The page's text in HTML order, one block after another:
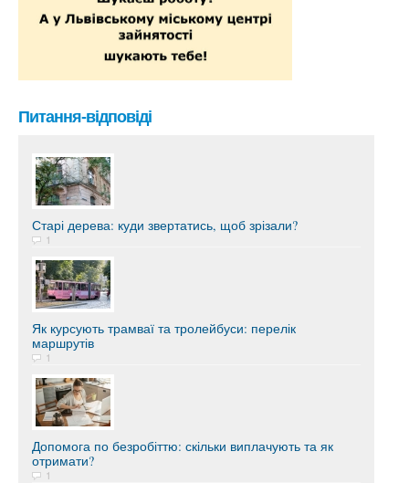
Питання-відповіді
Старі дерева: куди звертатись, щоб зрізали?
1
Як курсують трамваї та тролейбуси: перелік
маршрутів
1
Допомога по безробіттю: скільки виплачують та як
отримати?
1